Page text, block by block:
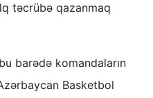
təcrübə qazanmaq
barədə komandaların
Basketbol